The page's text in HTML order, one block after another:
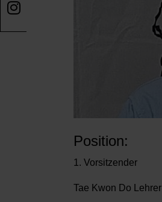
Position:
1. Vorsitzender
Tae Kwon Do Lehrer